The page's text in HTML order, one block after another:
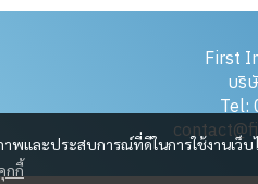
พและประสบการณ์ที่ดีในการใช้งานเว็
กกี้
First
บริ
Tel: